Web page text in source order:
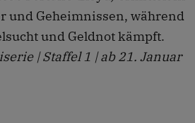
und Geheimnissen, während
und Geldnot kämpft.
| Staffel 1 | ab 21. Januar